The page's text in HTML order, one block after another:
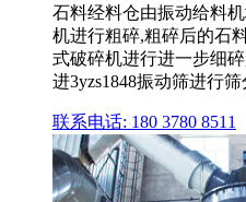
石料经料仓由振动给料
机进行粗碎,粗碎后的石
式破碎机进行进一步细
进3yzs1848振动筛进行筛
联系电话: 180 3780 8511